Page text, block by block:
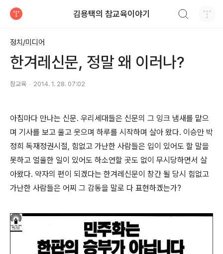
김용택의 참교육이야기
정치/미디어
한겨레신문, 정말 왜 이러나?
참교육 2014. 1. 28. 07:02
아침마다 만나는 신문. 우리세대들은 신문의 그 잉크 냄새를 맡으
며 기사를 보고 울고 웃으며 하루를 시작하며 살아 왔다. 이승만 박
정희 독재정권시절, 힘없고 가난한 사람들은 입이 있어도 할 말을
못하고 얼울한 일이 있어도 하소연할 곳도 없이 무시당하면서 살
아왔다. 약자의 편이 되겠다는 한겨레신문이 창간 될 당시 힘없고
가난한 사람들은 어찌 그 감동을 말로 다 표현하겠는가?